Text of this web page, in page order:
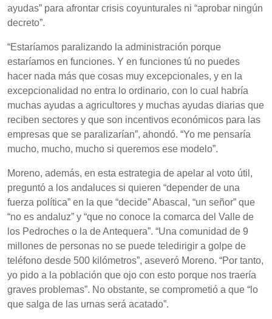
ayudas” para afrontar crisis coyunturales ni “aprobar ningún
decreto”.
“Estaríamos paralizando la administración porque
estaríamos en funciones. Y en funciones tú no puedes
hacer nada más que cosas muy excepcionales, y en la
excepcionalidad no entra lo ordinario, con lo cual habría
muchas ayudas a agricultores y muchas ayudas diarias que
reciben sectores y que son incentivos económicos para las
empresas que se paralizarían”, ahondó. “Yo me pensaría
mucho, mucho, mucho si queremos ese modelo”.
Moreno, además, en esta estrategia de apelar al voto útil,
preguntó a los andaluces si quieren “depender de una
fuerza política” en la que “decide” Abascal, “un señor” que
“no es andaluz” y “que no conoce la comarca del Valle de
los Pedroches o la de Antequera”. “Una comunidad de 9
millones de personas no se puede teledirigir a golpe de
teléfono desde 500 kilómetros”, aseveró Moreno. “Por tanto,
yo pido a la población que ojo con esto porque nos traería
graves problemas”. No obstante, se comprometió a que “lo
que salga de las urnas será acatado”.